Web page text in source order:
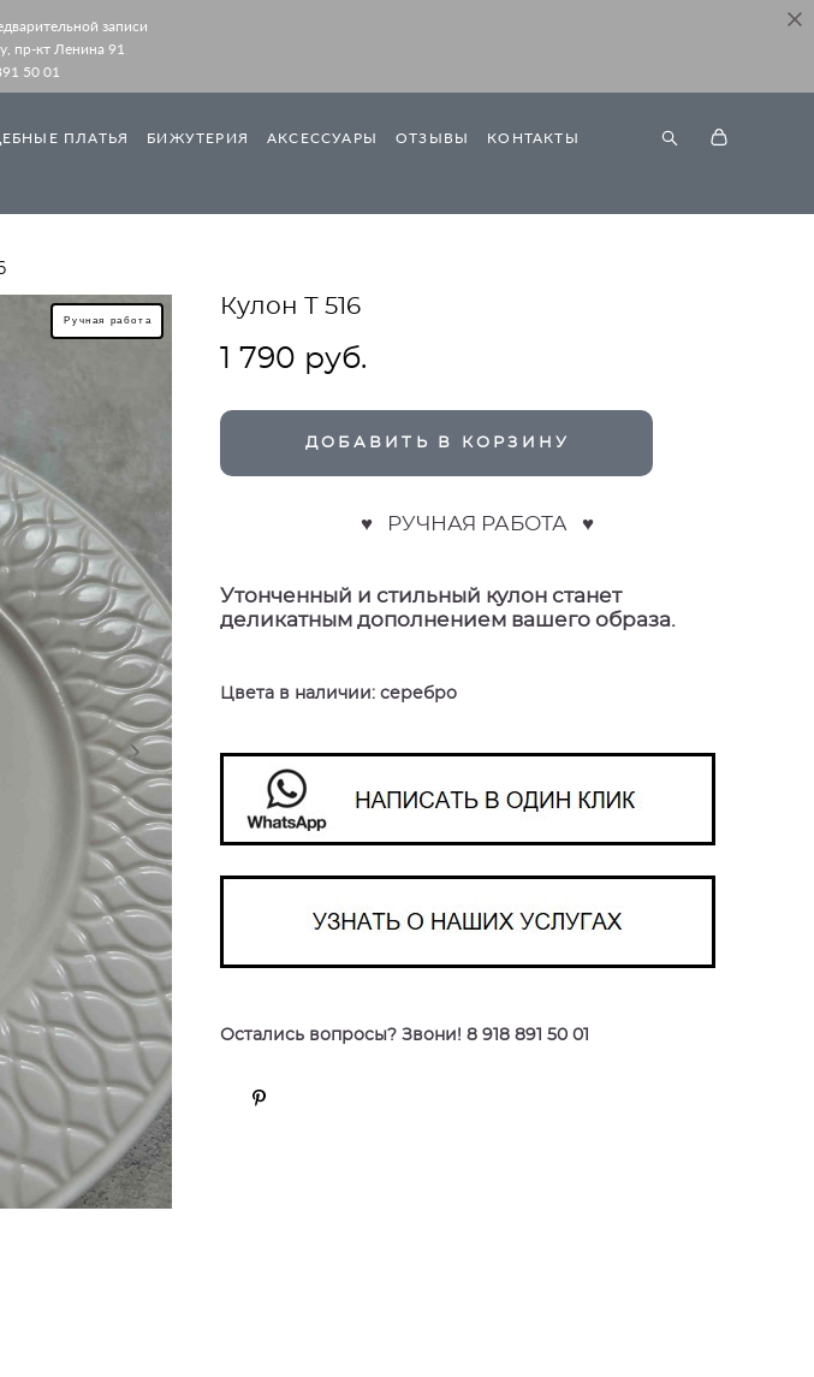
записи
пр-кт Ленина 91
50 01
ПЛАТЬЯ БИЖУТЕРИЯ АКСЕССУАРЫ ОТЗЫВЫ
КОНТАКТЫ
Ручная работа
Кулон Т 516
1 790 pуб.
ДОБАВИТЬ В КОРЗИНУ
♥ РУЧНАЯ РАБОТА ♥
Утонченный и стильный кулон станет
деликатным дополнением вашего образа.
Цвета в наличии: серебро
Остались вопросы? Звони! 8 918 891 50 01